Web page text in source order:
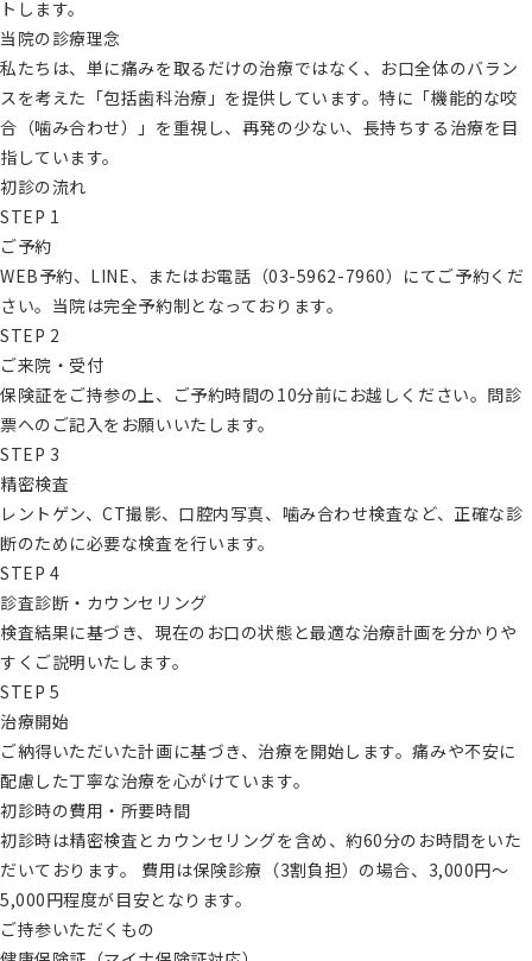
トします。
当院の診療理念
私たちは、単に痛みを取るだけの治療ではなく、お口全体のバラン
スを考えた「包括歯科治療」を提供しています。特に「機能的な咬
合（噛み合わせ）」を重視し、再発の少ない、長持ちする治療を目
指しています。
初診の流れ
STEP 1
ご予約
WEB予約、LINE、またはお電話（03-5962-7960）にてご予約くだ
さい。当院は完全予約制となっております。
STEP 2
ご来院・受付
保険証をご持参の上、ご予約時間の10分前にお越しください。問診
票へのご記入をお願いいたします。
STEP 3
精密検査
レントゲン、CT撮影、口腔内写真、噛み合わせ検査など、正確な診
断のために必要な検査を行います。
STEP 4
診査診断・カウンセリング
検査結果に基づき、現在のお口の状態と最適な治療計画を分かりや
すくご説明いたします。
STEP 5
治療開始
ご納得いただいた計画に基づき、治療を開始します。痛みや不安に
配慮した丁寧な治療を心がけています。
初診時の費用・所要時間
初診時は精密検査とカウンセリングを含め、約60分のお時間をいた
だいております。 費用は保険診療（3割負担）の場合、3,000円〜
5,000円程度が目安となります。
ご持参いただくもの